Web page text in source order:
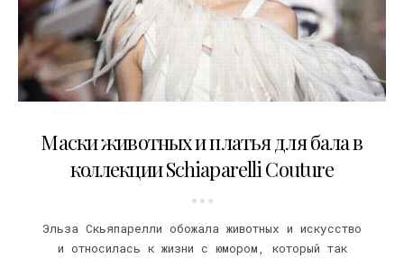
Маски животных и платья для бала в
коллекции Schiaparelli Couture
Эльза Скьяпарелли обожала животных и искусство
и относилась к жизни с юмором, который так